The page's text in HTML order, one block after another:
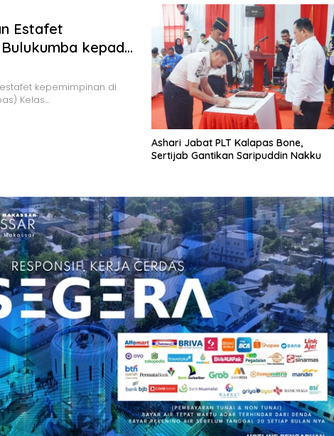
Estafet
kepada
kepemimpinan di
Kelas…
Ashari Jabat PLT Kalapas Bone,
Sertijab Gantikan Saripuddin Nakku